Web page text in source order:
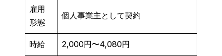
雇用
形態
個人事業主として契約
時給 2,000円〜4,080円